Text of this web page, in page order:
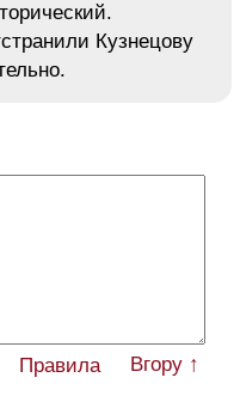
Кузнецову
Правила Вгору ↑